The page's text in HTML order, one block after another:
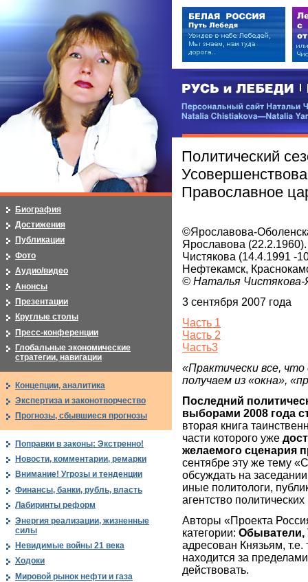
РУСЬ и ЛЕБЕДИ | RUSI —
Персональный сайт Натальи
Политический
Православное
©Ярославова-
Ярославова
Чистякова (14.4.1991 -
Нефтекамск,
© Наталья Чистякова-
3 сентября 2007 года
Часть 1
Часть 2
Часть3
«Практически все,
получаем из «окна»,
Последний
выборами 2008 года
вторая книга
части которого уже
желаемого сценария
сентябре эту же тему
обсуждать на
иные политологи,
агентство
Авторы «Проекта
категории: Обыватели,
адресован Князьям, т.е.
находится за
действовать.
Биография
Достижения
Публикации
Фото
Аудио/видео
Анонсы
Презентации
Круглые столы
Пресс-конференции
Глобальные экономические
стратегии, навигации
Концепции, аналитика
Экспертиза и законотворчество
Прогнозы, сбывшиеся прогнозы
Поправки в законы: Экстренно!
Новости, комментарии, ремарки
Внимание! Угрозы и тенденции
Финансы, банки, рубль, власть
Лабиринты реформ
Энергия реализации, жизненные
силы
Невидимые войны 21 века
Ходоки
Мировой рынок нефти и газа